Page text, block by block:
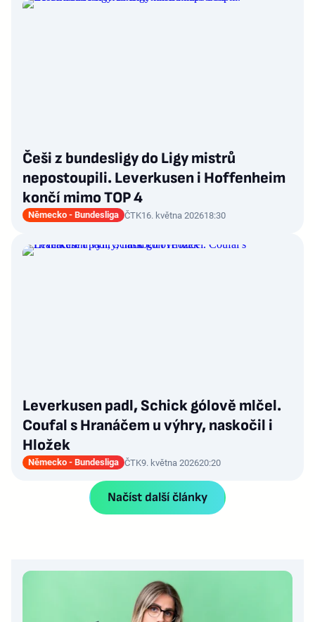
Češi z bundesligy do Ligy mistrů
nepostoupili. Leverkusen i Hoffenheim
končí mimo TOP 4
Německo - Bundesliga ČTK16. května 202618:30
Leverkusen padl, Schick gólově mlčel.
Coufal s Hranáčem u výhry, naskočil i
Hložek
Německo - Bundesliga ČTK9. května 202620:20
Načíst další články